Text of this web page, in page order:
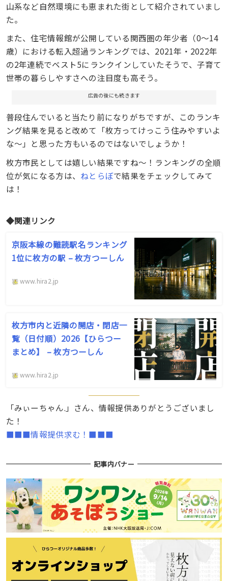
山系など自然環境にも恵まれた街として紹介されていまし
た。
また、住宅情報館が公開している関西圏の年少者（0〜14
歳）における転入超過ランキングでは、2021年・2022年
の2年連続でベスト5にランクインしていたそうで、子育て
世帯の暮らしやすさへの注目度も高そう。
広告の後にも続きます
普段住んでいると当たり前になりがちですが、このランキ
ング結果を見ると改めて「枚方ってけっこう住みやすいよ
な〜」と思った方もいるのではないでしょうか！
枚方市民としては嬉しい結果ですね〜！ランキングの全順
位が気になる方は、 ねとらぼで結果をチェックしてみて
は！
◆関連リンク
京阪本線の難読駅名ランキング
1位に枚方の駅 – 枚方つーしん
www.hira2.jp
枚方市内と近隣の開店・閉店一
覧（日付順）2026【ひらつー
まとめ】 – 枚方つーしん
www.hira2.jp
「みぃーちゃん.」さん、情報提供ありがとうございまし
た！
■■■情報提供求む！■■■
記事内バナー